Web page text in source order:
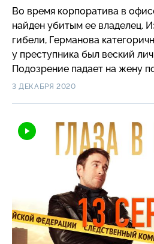
Во время корпоратива в
найден убитым ее владелец.
гибели, Германова категорично
у преступника был веский
Подозрение падает на жену
3 ДЕКАБРЯ 2020